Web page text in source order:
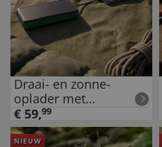
Draai- en zonne-
oplader met
ingebouwde kabels
€ 59,99
NIEUW